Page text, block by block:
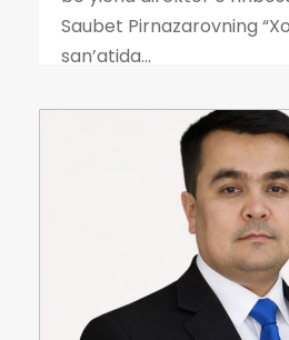
Saubet Pirnazarovning
san’atida...